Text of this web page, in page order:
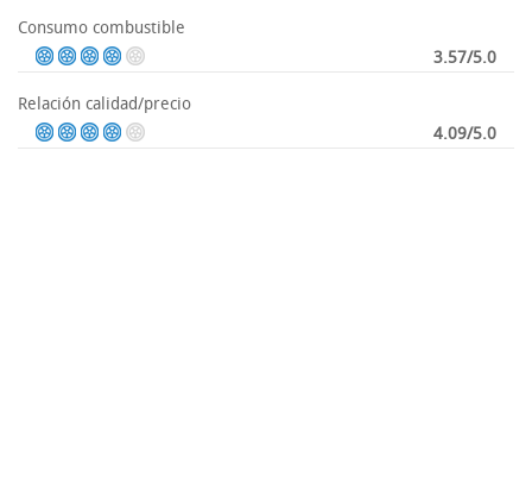
Consumo combustible
3.57/5.0
Relación calidad/precio
4.09/5.0